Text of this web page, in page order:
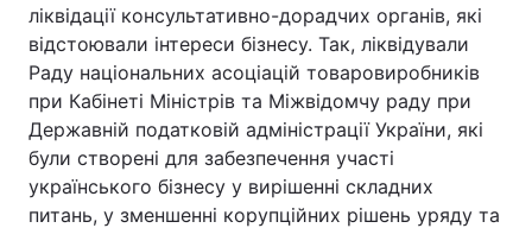
ліквідації консультативно-дорадчих органів, які
відстоювали інтереси бізнесу. Так, ліквідували
Раду національних асоціацій товаровиробників
при Кабінеті Міністрів та Міжвідомчу раду при
Державній податковій адміністрації України, які
були створені для забезпечення участі
українського бізнесу у вирішенні складних
питань, у зменшенні корупційних рішень уряду та